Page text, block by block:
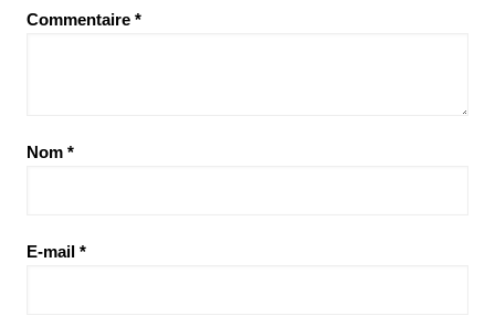
Commentaire *
Nom *
E-mail *